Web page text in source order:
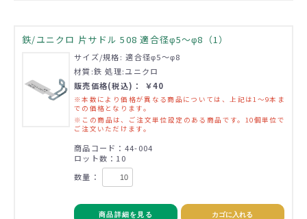
鉄/ユニクロ 片サドル 508 適合径φ5～φ8（1）
サイズ/規格: 適合径φ5～φ8
材質:鉄 処理:ユニクロ
販売価格(税込)： ￥40
※本数により価格が異なる商品については、上記は1～9本ま
での価格となります。
※この商品は、ご注文単位設定のある商品です。10個単位で
ご注文いただけます。
商品コード：44-004
ロット数：10
数量：
商品詳細を見る カゴに入れる